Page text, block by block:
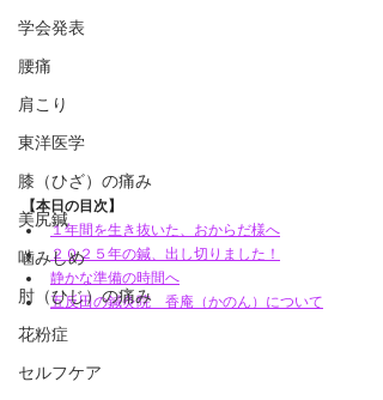
学会発表
腰痛
肩こり
東洋医学
膝（ひざ）の痛み
美尻鍼
噛みしめ
肘（ひじ）の痛み
花粉症
セルフケア
【本日の目次】
１年間を生き抜いた、おからだ様へ
２０２５年の鍼、出し切りました！
静かな準備の時間へ
五反田の鍼灸院　香庵（かのん）について